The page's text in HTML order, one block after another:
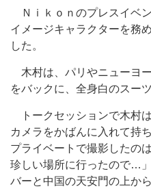
Ｎｉｋｏｎのプレスイベ
イメージキャラクターを務
した。
木村は、パリやニューヨ
をバックに、全身白のスー
トークセッションで木村
カメラをかばんに入れて持
プライベートで撮影したの
珍しい場所に行ったので…
バーと中国の天安門の上か